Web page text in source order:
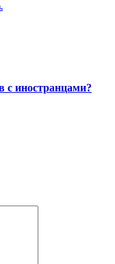
с иностранцами?